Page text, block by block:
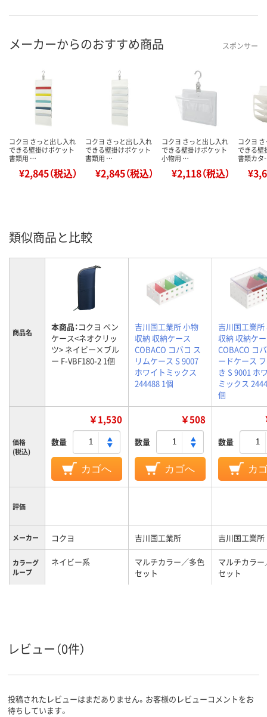
メーカーからのおすすめ商品 スポンサー
コクヨ さっと出し入れ
できる壁掛けポケット
書類用 …
¥2,845（税込）
コクヨ さっと出し入れ
できる壁掛けポケット
書類用 …
¥2,845（税込）
コクヨ さっと出し入れ
できる壁掛けポケット
小物用 …
¥2,118（税込）
コクヨ
できる壁
書類カ
類似商品と比較
商品名 本商品：コクヨ ペン
ケース<ネオクリッ
ツ> ネイビー×ブル
ー F-VBF180-2 1個
吉川国工業所 小物
収納 収納ケース
COBACO コバコ ス
リムケース S 9007
ホワイトミックス
244488 1個
吉川国工業所
収納 収納ケ
COBACO コ
ードケース
き S 9001 ホ
ミックス
個
価格
(税込)
￥1,530
数量
カゴへ
￥508
数量
カゴへ
数量
カ
評価
メーカー コクヨ 吉川国工業所 吉川国工業所
カラーグ
ループ
ネイビー系
マルチカラー／多色
セット
マルチカラ
セット
レビュー（0件）
投稿されたレビューはまだありません。お客様のレビューコメントをお
待ちしています。